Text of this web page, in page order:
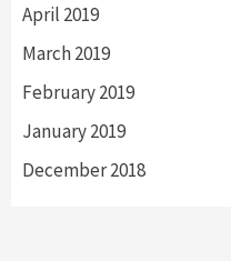
April 2019
March 2019
February 2019
January 2019
December 2018